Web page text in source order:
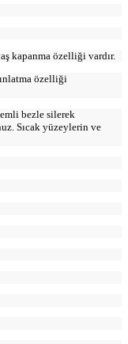
kapanma özelliği vardır.
özelliği
bezle silerek
Sıcak yüzeylerin ve